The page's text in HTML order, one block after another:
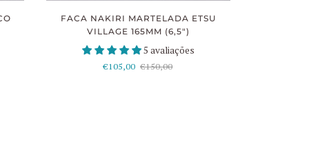
FACA NAKIRI MARTELADA ETSU
VILLAGE 165MM (6,5")
5 avaliações
€105,00 €150,00